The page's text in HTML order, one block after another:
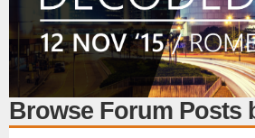
Browse Forum Posts